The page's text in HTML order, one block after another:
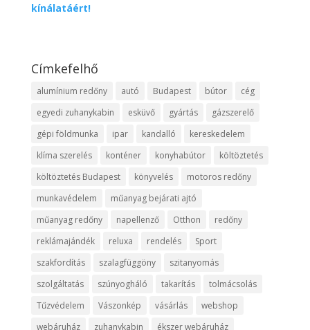
kínálatáért!
Címkefelhő
alumínium redőny autó Budapest bútor
cég
egyedi zuhanykabin
esküvő gyártás
gázszerelő
gépi földmunka
ipar kandalló
kereskedelem
klíma szerelés
konténer konyhabútor
költöztetés
költöztetés Budapest
könyvelés
motoros redőny
munkavédelem
műanyag bejárati ajtó
műanyag redőny
napellenző Otthon
redőny
reklámajándék
reluxa rendelés
Sport
szakfordítás
szalagfüggöny
szitanyomás
szolgáltatás
szúnyogháló takarítás
tolmácsolás
Tűzvédelem
Vászonkép vásárlás
webshop
webáruház
zuhanykabin ékszer webáruház